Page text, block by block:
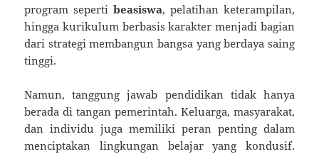
program seperti beasiswa, pelatihan keterampilan,
hingga kurikulum berbasis karakter menjadi bagian
dari strategi membangun bangsa yang berdaya saing
tinggi.
Namun, tanggung jawab pendidikan tidak hanya
berada di tangan pemerintah. Keluarga, masyarakat,
dan individu juga memiliki peran penting dalam
menciptakan lingkungan belajar yang kondusif.